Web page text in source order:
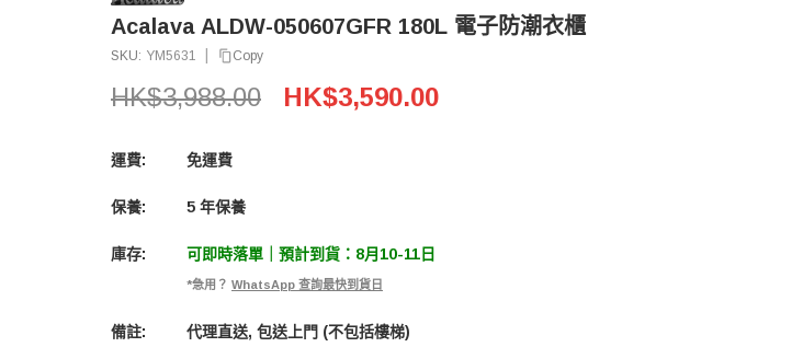
Acalava ALDW-050607GFR 180L 電子防潮衣櫃
SKU: YM5631 Copy
HK$3,988.00 HK$3,590.00
運費: 免運費
保養: 5 年保養
庫存: 可即時落單｜預計到貨：8月10-11日
*急用？ WhatsApp 查詢最快到貨日
備註: 代理直送, 包送上門 (不包括樓梯)